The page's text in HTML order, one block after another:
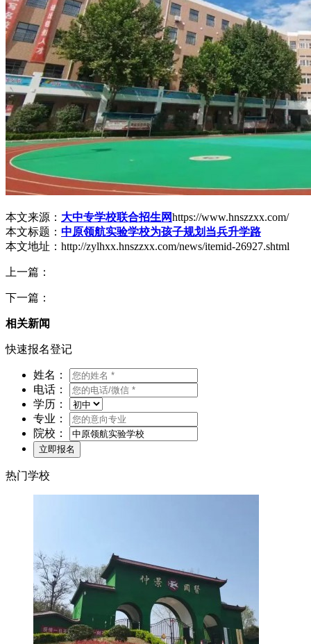
本文来源： 大中专学校联合招生网https://www.hnszzxx.com/
本文标题： 中原领航实验学校为孩子规划当兵升学路
本文地址：http://zylhxx.hnszzxx.com/news/itemid-26927.shtml
上一篇：
下一篇：
相关新闻
快速报名登记
姓名：
电话：
学历：
专业：
院校：
热门学校